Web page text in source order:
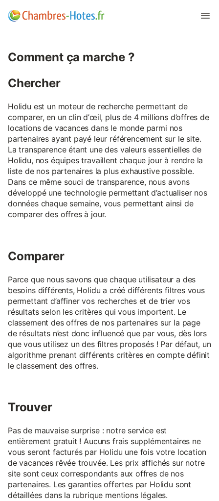
Comment ça marche ?
Chercher
Holidu est un moteur de recherche permettant de
comparer, en un clin d’œil, plus de 4 millions d’offres de
locations de vacances dans le monde parmi nos
partenaires ayant payé leur référencement sur le site.
La transparence étant une des valeurs essentielles de
Holidu, nos équipes travaillent chaque jour à rendre la
liste de nos partenaires la plus exhaustive possible.
Dans ce même souci de transparence, nous avons
développé une technologie permettant d’actualiser nos
données chaque semaine, vous permettant ainsi de
comparer des offres à jour.
Comparer
Parce que nous savons que chaque utilisateur a des
besoins différents, Holidu a créé différents filtres vous
permettant d’affiner vos recherches et de trier vos
résultats selon les critères qui vous importent. Le
classement des offres de nos partenaires sur la page
de résultats n’est donc influencé que par vous, dès lors
que vous utilisez un des filtres proposés ! Par défaut, un
algorithme prenant différents critères en compte définit
le classement des offres.
Trouver
Pas de mauvaise surprise : notre service est
entièrement gratuit ! Aucuns frais supplémentaires ne
vous seront facturés par Holidu une fois votre location
de vacances rêvée trouvée. Les prix affichés sur notre
site sont ceux correspondants aux offres de nos
partenaires. Les garanties offertes par Holidu sont
détaillées dans la rubrique mentions légales.